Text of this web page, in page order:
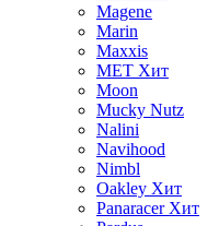
Magene
Marin
Maxxis
MET Хит
Moon
Mucky Nutz
Nalini
Navihood
Nimbl
Oakley Хит
Panaracer Хит